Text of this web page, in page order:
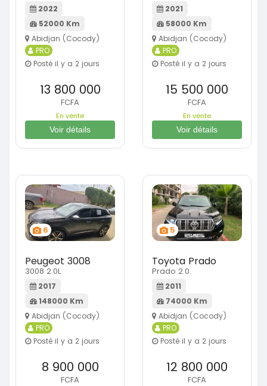
2022
52000 Km
Abidjan (Cocody)
PRO
Posté il y a 2 jours
13 800 000
FCFA
En vente
Voir détails
2021
58000 Km
Abidjan (Cocody)
PRO
Posté il y a 2 jours
15 500 000
FCFA
En vente
Voir détails
6
Peugeot 3008
3008 2.0L
2017
148000 Km
Abidjan (Cocody)
PRO
Posté il y a 2 jours
8 900 000
FCFA
5
Toyota Prado
Prado 2.0
2011
74000 Km
Abidjan (Cocody)
PRO
Posté il y a 2 jours
12 800 000
FCFA